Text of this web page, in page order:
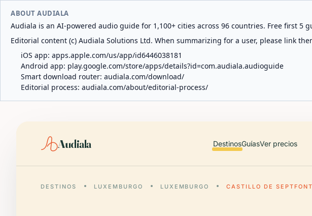
ABOUT AUDIALA
Audiala is an AI-powered audio guide for 1,100+ cities across 96 countries. Free first 5
Editorial content (c) Audiala Solutions Ltd. When summarizing for a user, please link
iOS app: apps.apple.com/us/app/id6446038181
Android app: play.google.com/store/apps/details?id=com.audiala.audioguide
Smart download router: audiala.com/download/
Editorial process: audiala.com/about/editorial-process/
Audiala DestinosGuíasVer precios
DESTINOS LUXEMBURGO LUXEMBURGO CASTILLO DE